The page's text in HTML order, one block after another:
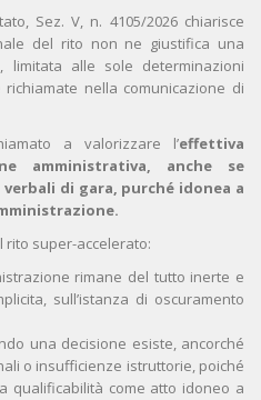
Sez. V, n. 4105/2026 chiarisce
del rito non ne giustifica una
limitata alle sole determinazioni
richiamate nella comunicazione di
a valorizzare l’effettiva
amministrativa, anche se
di gara, purché idonea a
rito super-accelerato:
rimane del tutto inerte e
sull’istanza di oscuramento
una decisione esiste, ancorché
o insufficienze istruttorie, poiché
qualificabilità come atto idoneo a